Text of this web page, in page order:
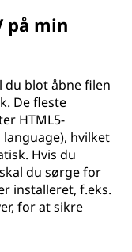
på min
du blot åbne filen
De fleste
HTML5-
hvilket
Hvis du
du sørge for
installeret, f.eks.
for at sikre